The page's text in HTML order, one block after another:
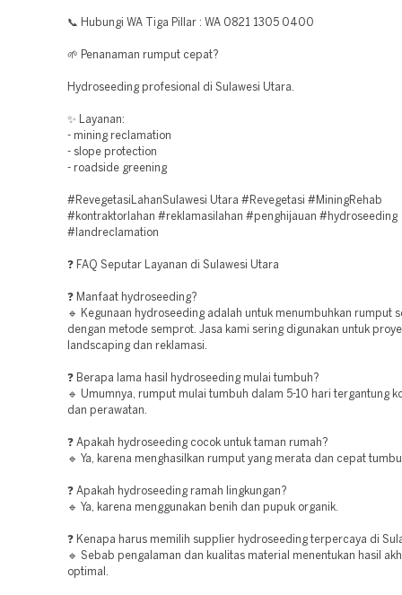
📞 Hubungi WA Tiga Pillar : WA 0821 1305 0400
🌱 Penanaman rumput cepat?
Hydroseeding profesional di Sulawesi Utara.
✨ Layanan:
- mining reclamation
- slope protection
- roadside greening
#RevegetasiLahanSulawesi Utara #Revegetasi #MiningRehab
#kontraktorlahan #reklamasilahan #penghijauan #hydroseeding
#landreclamation
❓ FAQ Seputar Layanan di Sulawesi Utara
❓ Manfaat hydroseeding?
🔹 Kegunaan hydroseeding adalah untuk menumbuhkan rumput
dengan metode semprot. Jasa kami sering digunakan untuk
landscaping dan reklamasi.
❓ Berapa lama hasil hydroseeding mulai tumbuh?
🔹 Umumnya, rumput mulai tumbuh dalam 5-10 hari tergantung
dan perawatan.
❓ Apakah hydroseeding cocok untuk taman rumah?
🔹 Ya, karena menghasilkan rumput yang merata dan cepat
❓ Apakah hydroseeding ramah lingkungan?
🔹 Ya, karena menggunakan benih dan pupuk organik.
❓ Kenapa harus memilih supplier hydroseeding terpercaya di
🔹 Sebab pengalaman dan kualitas material menentukan hasil
optimal.